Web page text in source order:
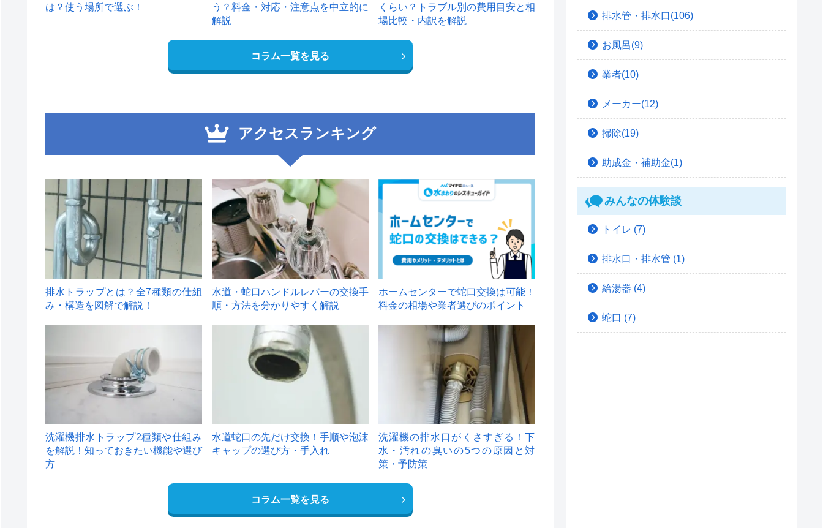
は？使う場所で選ぶ！
う？料金・対応・注意点を中立的に
解説
くらい？トラブル別の費用目安と相
場比較・内訳を解説
コラム一覧を見る
アクセスランキング
1
排水トラップとは？全7種類の仕組
み・構造を図解で解説！
2
水道・蛇口ハンドルレバーの交換手
順・方法を分かりやすく解説
ホームセンターで蛇口交換は可能！
料金の相場や業者選びのポイント
洗濯機排水トラップ2種類や仕組み
を解説！知っておきたい機能や選び
方
水道蛇口の先だけ交換！手順や泡沫
キャップの選び方・手入れ
洗濯機の排水口がくさすぎる！下
水・汚れの臭いの5つの原因と対
策・予防策
コラム一覧を見る
排水管・排水口(106)
お風呂(9)
業者(10)
メーカー(12)
掃除(19)
助成金・補助金(1)
みんなの体験談
トイレ (7)
排水口・排水管 (1)
給湯器 (4)
蛇口 (7)